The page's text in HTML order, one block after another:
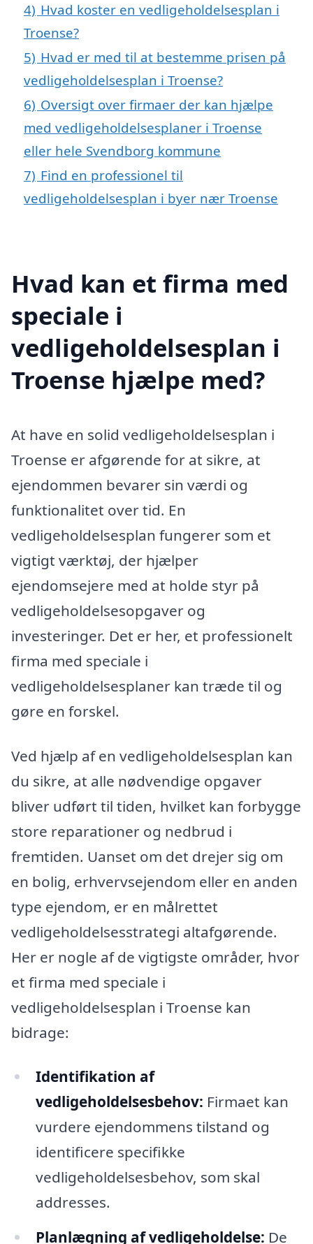
4) Hvad koster en vedligeholdelsesplan i
Troense?
5) Hvad er med til at bestemme prisen på
vedligeholdelsesplan i Troense?
6) Oversigt over firmaer der kan hjælpe
med vedligeholdelsesplaner i Troense
eller hele Svendborg kommune
7) Find en professionel til
vedligeholdelsesplan i byer nær Troense
Hvad kan et firma med
speciale i
vedligeholdelsesplan i
Troense hjælpe med?
At have en solid vedligeholdelsesplan i
Troense er afgørende for at sikre, at
ejendommen bevarer sin værdi og
funktionalitet over tid. En
vedligeholdelsesplan fungerer som et
vigtigt værktøj, der hjælper
ejendomsejere med at holde styr på
vedligeholdelsesopgaver og
investeringer. Det er her, et professionelt
firma med speciale i
vedligeholdelsesplaner kan træde til og
gøre en forskel.
Ved hjælp af en vedligeholdelsesplan kan
du sikre, at alle nødvendige opgaver
bliver udført til tiden, hvilket kan forbygge
store reparationer og nedbrud i
fremtiden. Uanset om det drejer sig om
en bolig, erhvervsejendom eller en anden
type ejendom, er en målrettet
vedligeholdelsesstrategi altafgørende.
Her er nogle af de vigtigste områder, hvor
et firma med speciale i
vedligeholdelsesplan i Troense kan
bidrage:
Identifikation af
vedligeholdelsesbehov: Firmaet kan
vurdere ejendommens tilstand og
identificere specifikke
vedligeholdelsesbehov, som skal
addresses.
Planlægning af vedligeholdelse: De